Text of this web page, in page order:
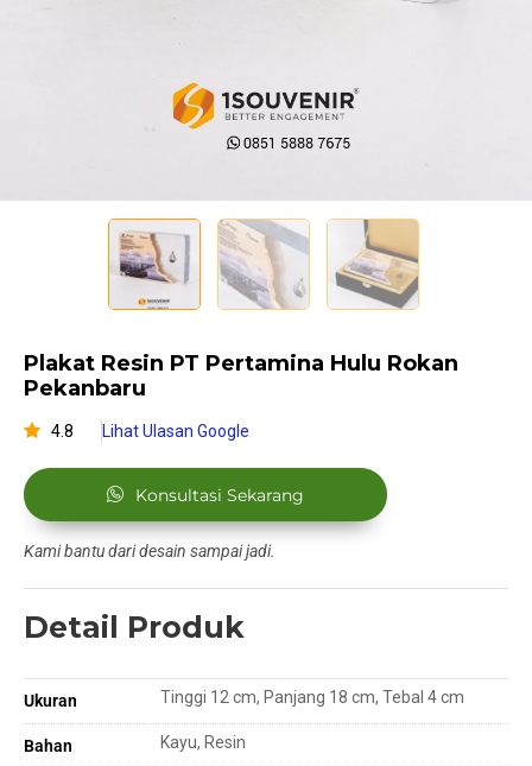
Plakat Resin PT Pertamina Hulu Rokan
Pekanbaru
4.8 Lihat Ulasan Google
Konsultasi Sekarang
Kami bantu dari desain sampai jadi.
Detail Produk
Ukuran Tinggi 12 cm, Panjang 18 cm, Tebal 4 cm
Bahan Kayu, Resin